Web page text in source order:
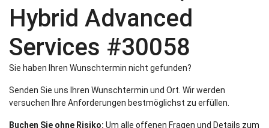
Hybrid Advanced
Services #30058
Sie haben Ihren Wunschtermin nicht gefunden?
Senden Sie uns Ihren Wunschtermin und Ort. Wir werden
versuchen Ihre Anforderungen bestmöglichst zu erfüllen.
Buchen Sie ohne Risiko: Um alle offenen Fragen und Details zum